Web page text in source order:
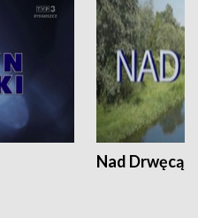
Nad Drwęcą